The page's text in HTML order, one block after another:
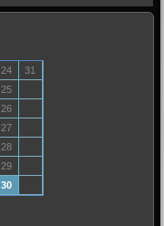
24
31
25
26
27
28
29
30